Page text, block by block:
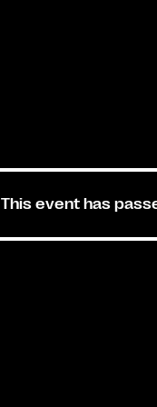
This event has